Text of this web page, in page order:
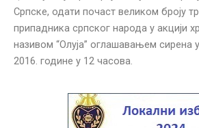
Српске, одати почаст великом броју
припадника српског народа у акцији
називом “Олуја” оглашавањем сирена
2016. године у 12 часова.